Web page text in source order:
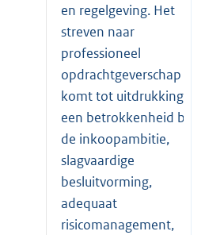
en regelgeving. Het
streven naar
professioneel
opdrachtgeverschap
komt tot uitdrukking in
een betrokkenheid bij
de inkoopambitie,
slagvaardige
besluitvorming,
adequaat
risicomanagement,